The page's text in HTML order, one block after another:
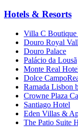
Hotels & Resorts
Villa C Boutique
Douro Royal
Douro Palace
Palácio da Lousã
Monte Real
Dolce
Ramada Lisbon
Crowne Plaza
Santiago Hotel
Eden Villas &
The Patio Suite